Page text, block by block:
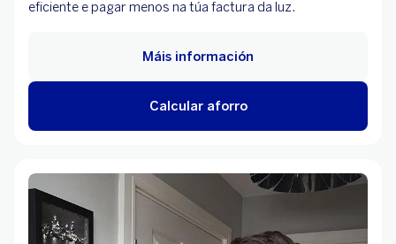
eficiente e pagar menos na túa factura da luz.
Calcular aforro
Máis información